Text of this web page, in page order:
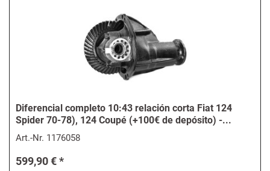
Diferencial completo 10:43 relación corta Fiat 124
Spider 70-78), 124 Coupé (+100€ de depósito) -...
Art.-Nr. 1176058
599,90 € *